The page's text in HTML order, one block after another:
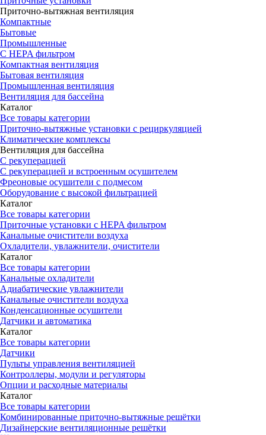
Приточно-вытяжная вентиляция
Компактные
Бытовые
Промышленные
С HEPA фильтром
Компактная вентиляция
Бытовая вентиляция
Промышленная вентиляция
Вентиляция для бассейна
Каталог
Все товары категории
Приточно-вытяжные установки с рециркуляцией
Климатические комплексы
Вентиляция для бассейна
С рекуперацией
С рекуперацией и встроенным осушителем
Фреоновые осушители с подмесом
Оборудование с высокой фильтрацией
Каталог
Все товары категории
Приточные установки c HEPA фильтром
Канальные очистители воздуха
Охладители, увлажнители, очистители
Каталог
Все товары категории
Канальные охладители
Адиабатические увлажнители
Канальные очистители воздуха
Конденсационные осушители
Датчики и автоматика
Каталог
Все товары категории
Датчики
Пульты управления вентиляцией
Контроллеры, модули и регуляторы
Опции и расходные материалы
Каталог
Все товары категории
Комбинированные приточно-вытяжные решётки
Дизайнерские вентиляционные решётки